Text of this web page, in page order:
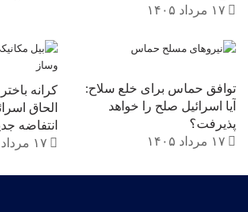
The Bulwark
سیاست‌های مهاجرتی
۱۷ مرداد ۱۴۰۵
توافق حماس برای خلع سلاح:
آیا اسرائیل صلح را خواهد
پذیرفت؟
۱۷ مرداد ۱۴۰۵
کرانه
الحاق
انتفاضه
۱۷ مرداد ۱۴۰۵